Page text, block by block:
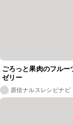
ごろっと果肉のフルー
ゼリー
原信ナルスレシピナビ